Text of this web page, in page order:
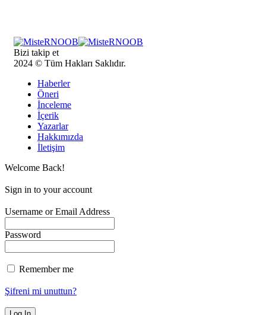
Bizi takip et
2024 © Tüm Hakları Saklıdır.
Haberler
Öneri
İnceleme
İçerik
Yazarlar
Hakkımızda
İletişim
Welcome Back!
Sign in to your account
Username or Email Address
Password
Remember me
Şifreni mi unuttun?